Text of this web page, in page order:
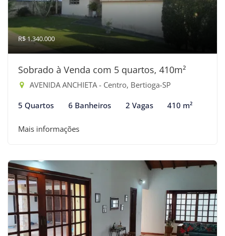
R$ 1.340.000
Sobrado à Venda com 5 quartos, 410m²
AVENIDA ANCHIETA - Centro, Bertioga-SP
5 Quartos 6 Banheiros 2 Vagas 410 m²
Mais informações